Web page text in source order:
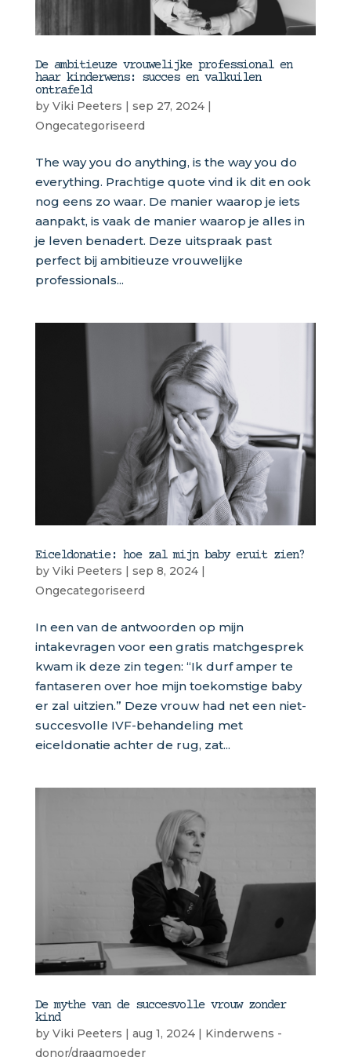
De ambitieuze vrouwelijke professional en
haar kinderwens: succes en valkuilen
ontrafeld
by Viki Peeters | sep 27, 2024|
Ongecategoriseerd
The way you do anything, is the way you do
everything. Prachtige quote vind ik dit en ook
nog eens zo waar. De manier waarop je iets
aanpakt, is vaak de manier waarop je alles in
je leven benadert. Deze uitspraak past
perfect bij ambitieuze vrouwelijke
professionals...
Eiceldonatie: hoe zal mijn baby eruit zien?
by Viki Peeters sep 8, 2024|
Ongecategoriseerd
In een van de antwoorden op mijn
intakevragen voor een gratis matchgesprek
kwam ik deze zin tegen: “Ik durf amper te
fantaseren over hoe mijn toekomstige baby
er zal uitzien.” Deze vrouw had net een niet-
succesvolle IVF-behandeling met
eiceldonatie achter de rug, zat...
De mythe van de succesvolle vrouw zonder
kind
by Viki Peeters aug 1, 2024| Kinderwens -
donor/draagmoeder